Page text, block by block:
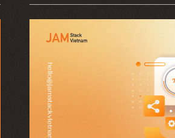
một cách hiệu quả. Cùng nhau